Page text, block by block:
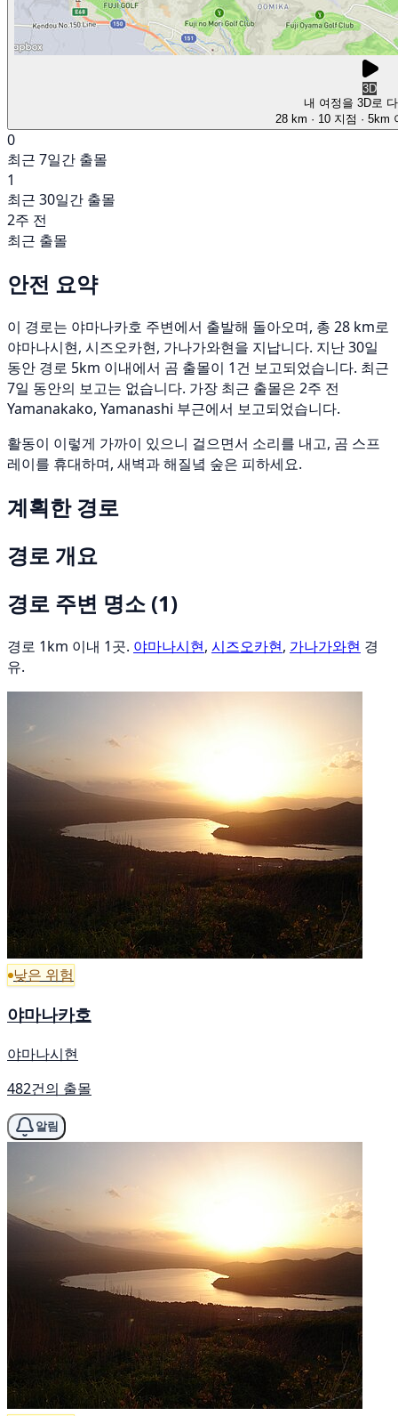
3D
내 여정을 3D로
28 km · 10 지점 · 5km
0
최근 7일간 출몰
1
최근 30일간 출몰
2주 전
최근 출몰
안전 요약
이 경로는 야마나카호 주변에서 출발해 돌아오며, 총 28 km로
야마나시현, 시즈오카현, 가나가와현을 지납니다. 지난 30일
동안 경로 5km 이내에서 곰 출몰이 1건 보고되었습니다. 최근
7일 동안의 보고는 없습니다. 가장 최근 출몰은 2주 전
Yamanakako, Yamanashi 부근에서 보고되었습니다.
활동이 이렇게 가까이 있으니 걸으면서 소리를 내고, 곰 스프
레이를 휴대하며, 새벽과 해질녘 숲은 피하세요.
계획한 경로
경로 개요
경로 주변 명소 (1)
경로 1km 이내 1곳. 야마나시현, 시즈오카현, 가나가와현 경
유.
낮은 위험
야마나카호
야마나시현
482건의 출몰
알림